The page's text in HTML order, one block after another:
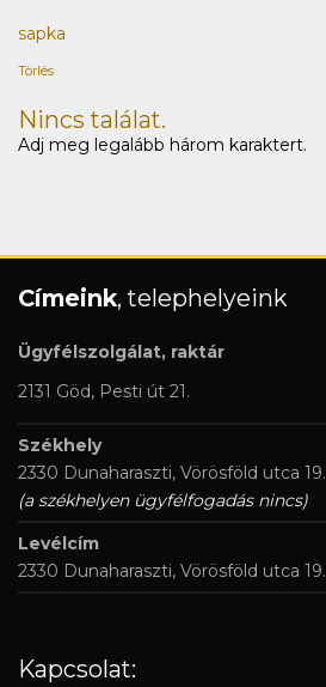
sapka
Törlés
Nincs találat.
Adj meg legalább három karaktert.
Címeink, telephelyeink
Ügyfélszolgálat, raktár
2131 Göd, Pesti út 21.
Székhely
2330 Dunaharaszti, Vörösföld utca 19.
(a székhelyen ügyfélfogadás nincs)
Levélcím
2330 Dunaharaszti, Vörösföld utca 19.
Kapcsolat: